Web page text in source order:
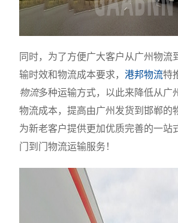
同时，为了方便广大客户从广州物流
输时效和物流成本要求，港邦物流特
物流多种运输方式，以此来降低从广
物流成本，提高由广州发货到邯郸的
为新老客户提供更加优质完善的一站
门到门物流运输服务！